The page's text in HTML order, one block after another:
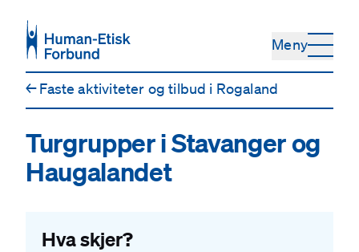
Meny
←Faste aktiviteter og tilbud i Rogaland
Turgrupper i Stavanger og
Haugalandet
Hva skjer?